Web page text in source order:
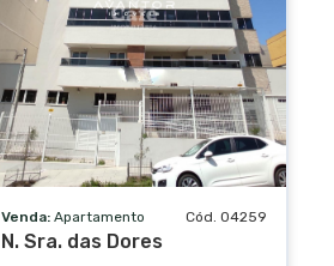
Venda: Apartamento Cód. 04259
N. Sra. das Dores